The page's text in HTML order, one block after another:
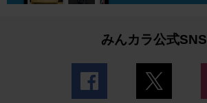
みんカラ公式SNS